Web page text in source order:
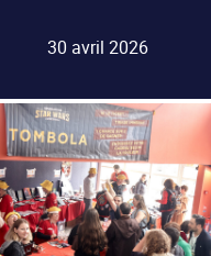
30 avril 2026